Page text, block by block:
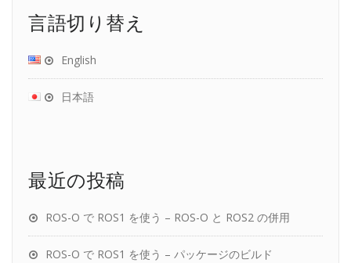
言語切り替え
English
日本語
最近の投稿
ROS-O で ROS1 を使う – ROS-O と ROS2 の併用
ROS-O で ROS1 を使う – パッケージのビルド